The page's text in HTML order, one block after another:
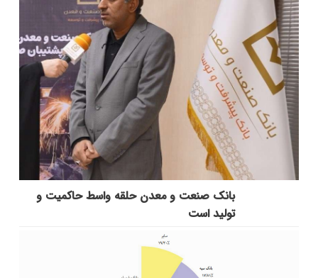
بانك صنعت و معدن حلقه واسط حاكمیت و
تولید است